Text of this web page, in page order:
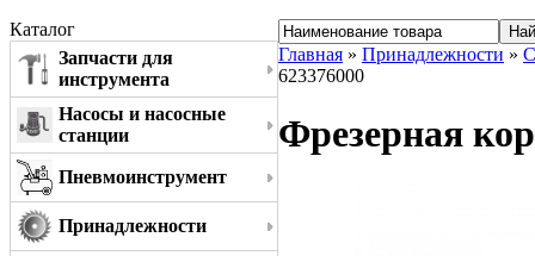
Каталог
Запчасти для
инструмента
Насосы и насосные
станции
Пневмоинструмент
Принадлежности
Главная » Принадлежности »
623376000
Фрезерная